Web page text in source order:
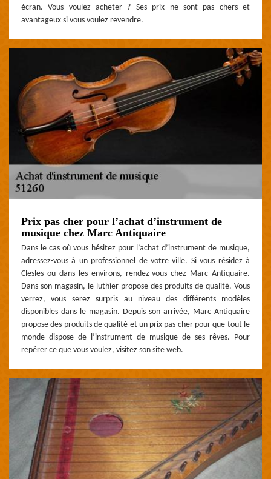
écran. Vous voulez acheter ? Ses prix ne sont pas chers et
avantageux si vous voulez revendre.
Prix pas cher pour l’achat d’instrument de
musique chez Marc Antiquaire
Dans le cas où vous hésitez pour l’achat d’instrument de musique,
adressez-vous à un professionnel de votre ville. Si vous résidez à
Clesles ou dans les environs, rendez-vous chez Marc Antiquaire.
Dans son magasin, le luthier propose des produits de qualité. Vous
verrez, vous serez surpris au niveau des différents modèles
disponibles dans le magasin. Depuis son arrivée, Marc Antiquaire
propose des produits de qualité et un prix pas cher pour que tout le
monde dispose de l’instrument de musique de ses rêves. Pour
repérer ce que vous voulez, visitez son site web.